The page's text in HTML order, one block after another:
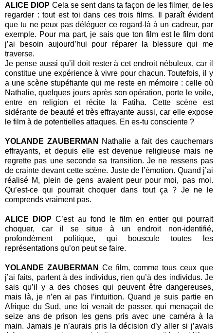
ALICE DIOP Cela se sent dans ta façon de les filmer, de les
regarder : tout est toi dans ces trois films. Il paraît évident
que tu ne peux pas déléguer ce regard-là à un cadreur, par
exemple. Pour ma part, je sais que ton film est le film dont
j’ai besoin aujourd’hui pour réparer la blessure qui me
traverse.
Je pense aussi qu’il doit rester à cet endroit nébuleux, car il
constitue une expérience à vivre pour chacun. Toutefois, il y
a une scène stupéfiante qui me reste en mémoire : celle où
Nathalie, quelques jours après son opération, porte le voile,
entre en religion et récite la Fatiha. Cette scène est
sidérante de beauté et très effrayante aussi, car elle expose
le film à de potentielles attaques. En es-tu consciente ?
YOLANDE ZAUBERMAN
Nathalie a fait des cauchemars
effrayants, et depuis elle est devenue religieuse mais ne
regrette pas une seconde sa transition. Je ne ressens pas
de crainte devant cette scène. Juste de l’émotion. Quand j’ai
réalisé M, plein de gens avaient peur pour moi, pas moi.
Qu’est-ce qui pourrait choquer dans tout ça ? Je ne le
comprends vraiment pas.
ALICE DIOP C’est au fond le film en entier qui pourrait
choquer, car il se situe à un endroit non-identifié,
profondément politique, qui bouscule toutes les
représentations qu’on peut se faire.
YOLANDE ZAUBERMAN Ce film, comme tous ceux que
j’ai faits, parlent à des individus, rien qu’à des individus. Je
sais qu’il y a des choses qui peuvent être dangereuses,
mais là, je n’en ai pas l’intuition. Quand je suis partie en
Afrique du Sud, une loi venait de passer, qui menaçait de
seize ans de prison les gens pris avec une caméra à la
main. Jamais je n’aurais pris la décision d’y aller si j’avais